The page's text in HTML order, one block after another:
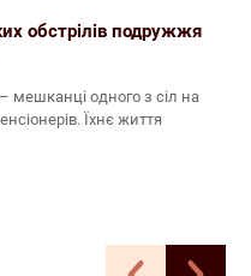
обстрілів подружжя
мешканці одного з сіл на
Їхнє життя